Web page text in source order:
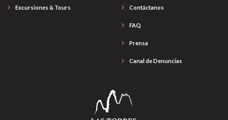
Excursiones & Tours Contáctanos
FAQ
Prensa
Canal de Denuncias